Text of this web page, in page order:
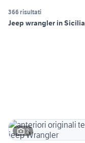
366 risultati
Jeep wrangler in Sicilia
2